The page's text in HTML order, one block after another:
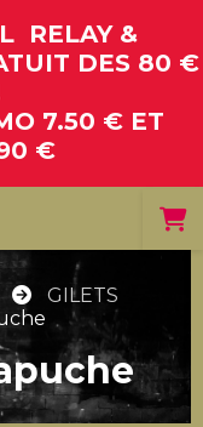
RELAY &
DES 80 €
7.50 € ET
€
GILETS